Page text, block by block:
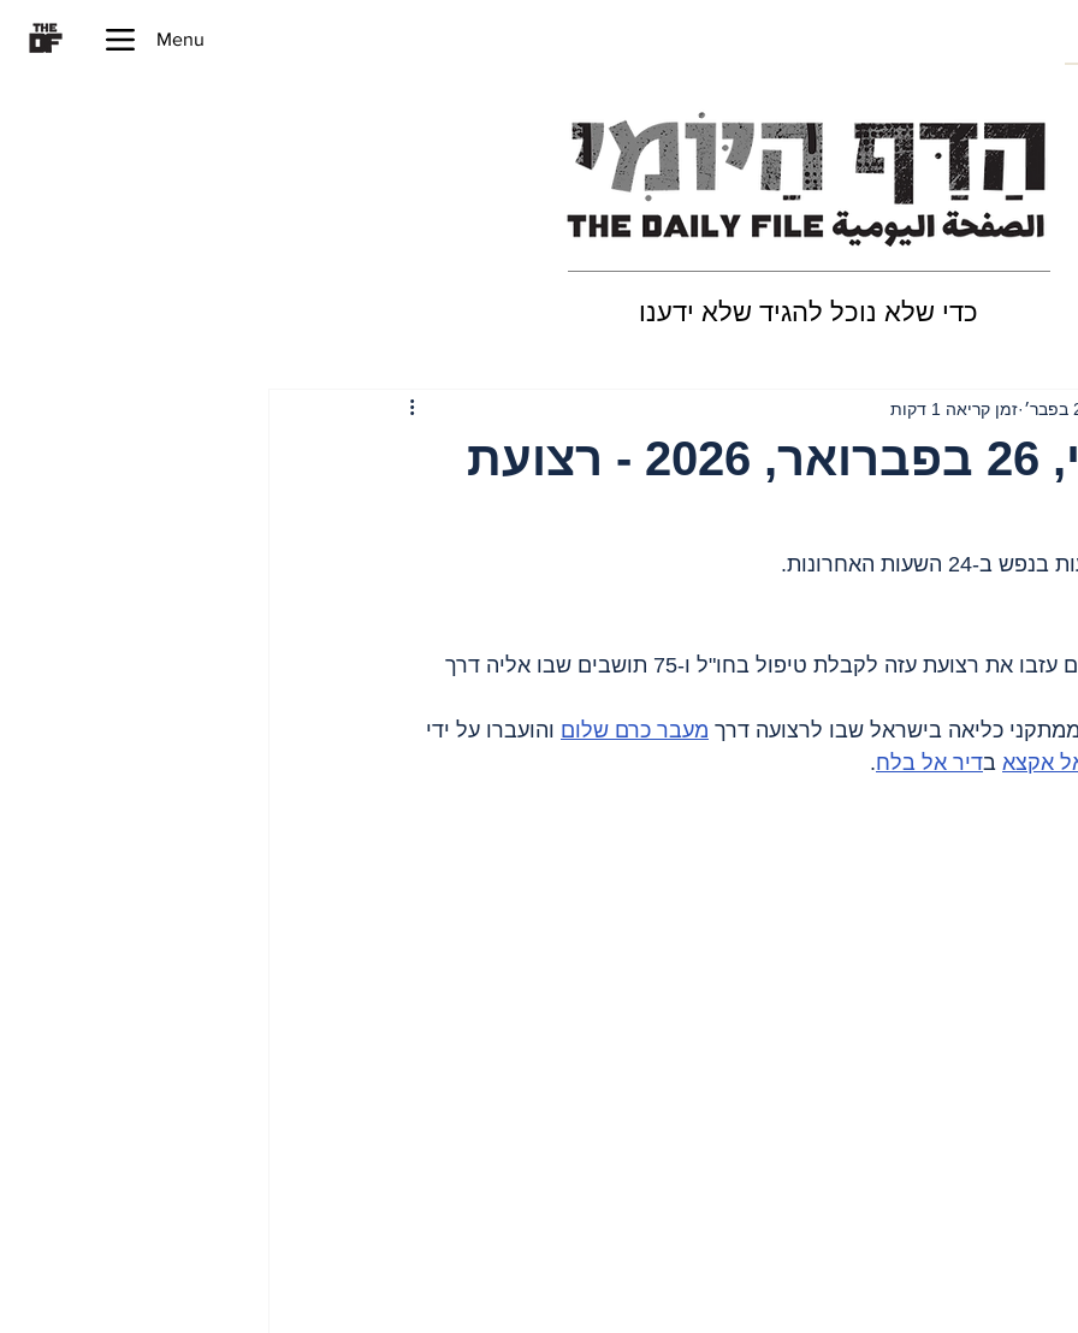
Menu
כדי שלא נוכל להגיד שלא ידענו
יום חמישי, 26 בפברואר, 2026 - רצועת
זמן קריאה 1 דקות
השעות האחרונות.
מעבר כרם שלום והועברו על ידי
אקצא בדיר אל בלח.